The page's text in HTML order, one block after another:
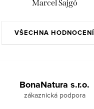
VŠECHNA HODNOCENÍ
Marcel Sajgó
BonaNatura s.r.o.